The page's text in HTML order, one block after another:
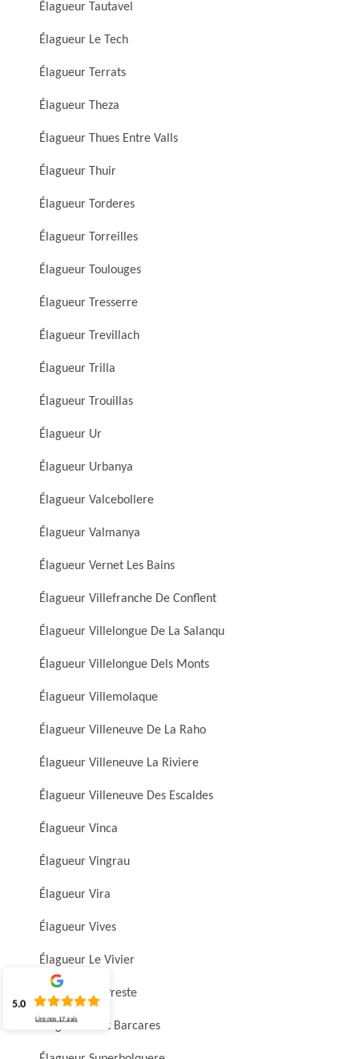
Élagueur Tautavel
Élagueur Le Tech
Élagueur Terrats
Élagueur Theza
Élagueur Thues Entre Valls
Élagueur Thuir
Élagueur Torderes
Élagueur Torreilles
Élagueur Toulouges
Élagueur Tresserre
Élagueur Trevillach
Élagueur Trilla
Élagueur Trouillas
Élagueur Ur
Élagueur Urbanya
Élagueur Valcebollere
Élagueur Valmanya
Élagueur Vernet Les Bains
Élagueur Villefranche De Conflent
Élagueur Villelongue De La Salanqu
Élagueur Villelongue Dels Monts
Élagueur Villemolaque
Élagueur Villeneuve De La Raho
Élagueur Villeneuve La Riviere
Élagueur Villeneuve Des Escaldes
Élagueur Vinca
Élagueur Vingrau
Élagueur Vira
Élagueur Vives
Élagueur Le Vivier
Élagueur La Preste
Élagueur Port Barcares
5.0
Lire nos 17 avis